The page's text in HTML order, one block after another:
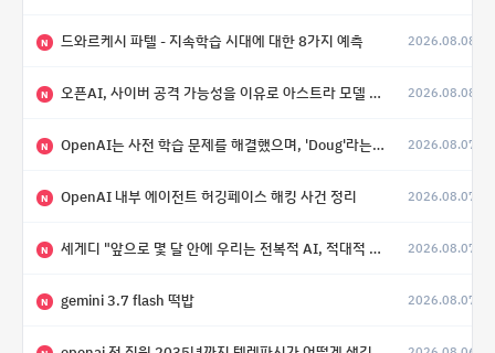
N 드와르케시 파텔 - 지속학습 시대에 대한 8가지 예측 2026.08.08
N 오픈AI, 사이버 공격 가능성을 이유로 아스트라 모델 출시 연기 2026.08.08
N OpenAI는 사전 학습 문제를 해결했으며, 'Doug'라는 코드명을 가진 훨씬 더 큰 모델을 활발히 개발 중 2026.08.07
N OpenAI 내부 에이전트 허깅페이스 해킹 사건 정리 2026.08.07
N 세게디 "앞으로 몇 달 안에 우리는 전복적 AI, 적대적 AI 둘 다 보게 될 것" 2026.08.07
N gemini 3.7 flash 떡밥 2026.08.07